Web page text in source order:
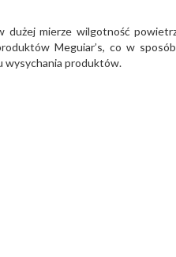
mierze wilgotność
Meguiar’s, co w
wysychania produktów.